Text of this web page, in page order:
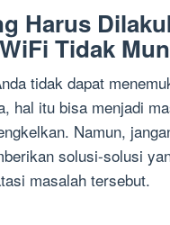
Harus
Tidak
tidak dapat
hal itu bisa menjadi
Namun,
solusi-solusi
masalah tersebut.